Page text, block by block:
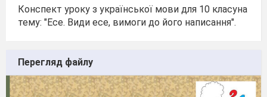
Конспект уроку з української мови для 10 класуна
тему: "Есе. Види есе, вимоги до його написання".
Перегляд файлу